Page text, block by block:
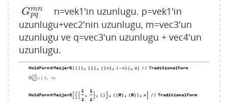
Gmn
pq
Gpqm
n=vek1'in uzunlugu. p=vek1'in
uzunlugu+vec2'nin uzunlugu, m=vec3'un
uzunlugu ve q=vec3'un uzunlugu + vec4'un
uzunlugu.